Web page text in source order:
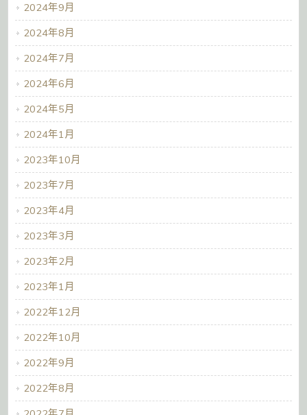
2024年9月
2024年8月
2024年7月
2024年6月
2024年5月
2024年1月
2023年10月
2023年7月
2023年4月
2023年3月
2023年2月
2023年1月
2022年12月
2022年10月
2022年9月
2022年8月